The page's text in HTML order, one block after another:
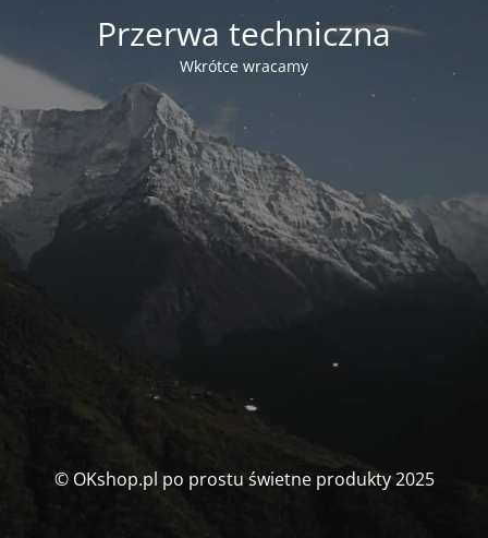
Przerwa techniczna
Wkrótce wracamy
© OKshop.pl po prostu świetne produkty 2025